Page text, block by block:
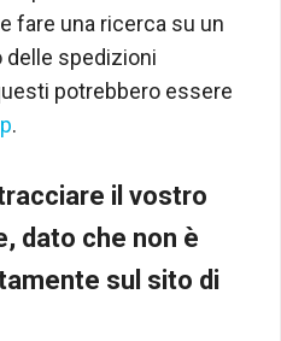
fare una ricerca su un
spedizioni
potrebbero essere
.
il vostro
dato che non è
sul sito di